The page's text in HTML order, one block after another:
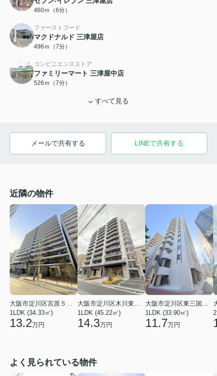
460ｍ（6分）
ファーストフード
マクドナルド 三津屋店
496ｍ（7分）
コンビニエンスストア
ファミリーマート 三津屋中店
526ｍ（7分）
すべて見る
メールで共有する LINEで共有する
近隣の物件
大阪市淀川区宮原５丁目
1LDK (34.33㎡)
13.2万円
1LDK (45.22㎡)
14.3万円
大阪市淀川区東三国５丁目
1LDK (33.90㎡)
11.7万円
よく見られている物件